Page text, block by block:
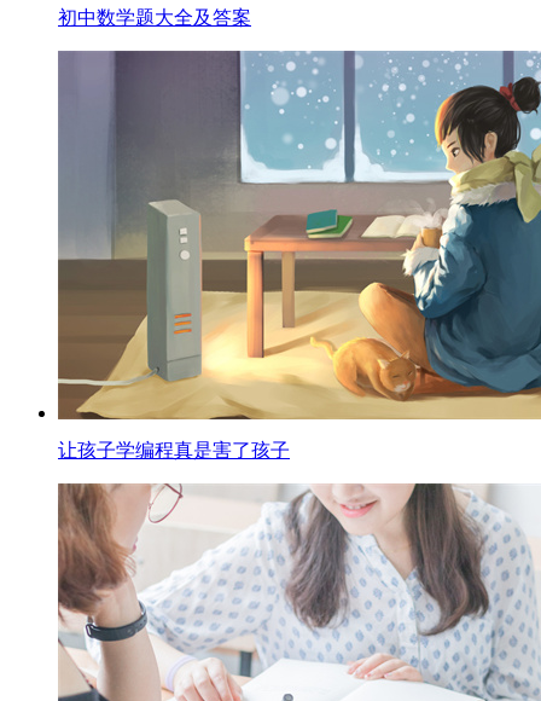
初中数学题大全及答案
让孩子学编程真是害了孩子